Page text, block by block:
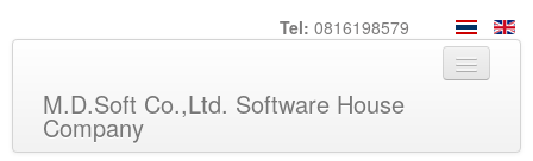
Tel: 0816198579
M.D.Soft Co.,Ltd. Software House
Company